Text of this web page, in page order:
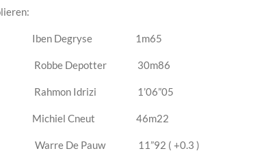
Iben Degryse 1m65
Robbe Depotter 30m86
Rahmon Idrizi 1’06”05
Michiel Cneut 46m22
Warre De Pauw 11”92 ( +0.3 )